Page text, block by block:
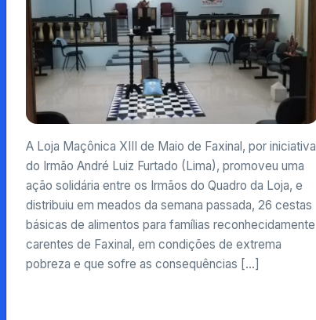
A Loja Maçônica XIII de Maio de Faxinal, por iniciativa
do Irmão André Luiz Furtado (Lima), promoveu uma
ação solidária entre os Irmãos do Quadro da Loja, e
distribuiu em meados da semana passada, 26 cestas
básicas de alimentos para famílias reconhecidamente
carentes de Faxinal, em condições de extrema
pobreza e que sofre as consequências […]